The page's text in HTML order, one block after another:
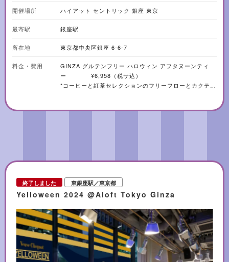
内容 ・フォレノワール ・モンブラン ・チーズケーキ ・チョコレートタル
ムース ・黒米リゾットと南瓜エスプーマ 赤ワインソース ・コーヒーと紅
茶セレクションのフリーフロー
※3時間制 (「ナイトアフタヌーンティー」は1時間半制）
開催場所 ハイアット セントリック 銀座 東京
最寄駅 銀座駅
所在地 東京都中央区銀座 6-6-7
料金・費用
GINZA グルテンフリー ハロウィン アフタヌーンティ
ー ¥6,958（税サ込）
*コーヒーと紅茶セレクションのフリーフローとカクテル
終了しました 東銀座駅／東京都
Yelloween 2024 @Aloft Tokyo Ginza